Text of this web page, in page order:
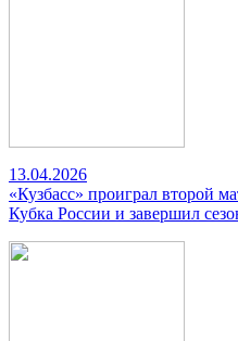
13.04.2026
«Кузбасс» проиграл второй
Кубка России и завершил